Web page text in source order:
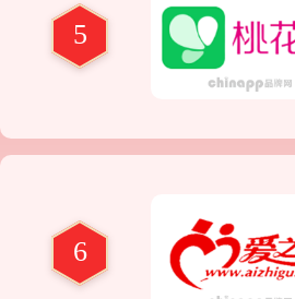
5
6